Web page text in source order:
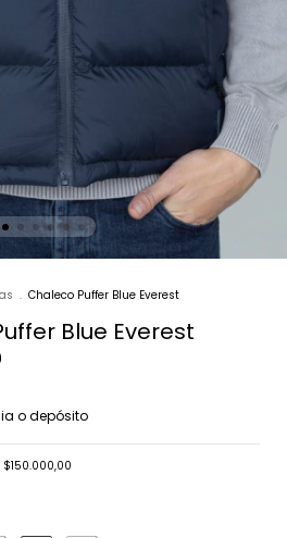
. Chaleco Puffer Blue Everest
Blue Everest
o depósito
$150.000,00